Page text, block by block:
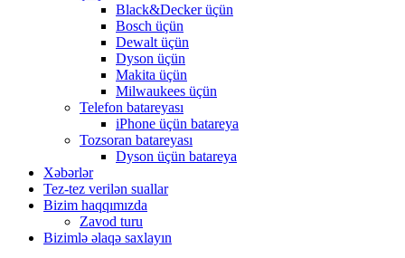
Black&Decker üçün
Bosch üçün
Dewalt üçün
Dyson üçün
Makita üçün
Milwaukees üçün
Telefon batareyası
iPhone üçün batareya
Tozsoran batareyası
Dyson üçün batareya
Xəbərlər
Tez-tez verilən suallar
Bizim haqqımızda
Zavod turu
Bizimlə əlaqə saxlayın